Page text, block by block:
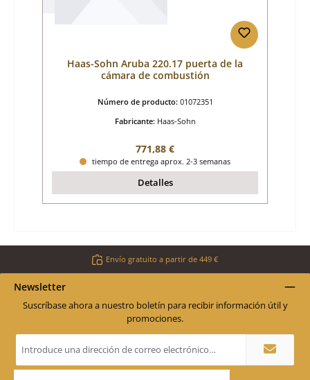
Haas-Sohn Aruba 220.17 puerta de la
cámara de combustión
Número de producto: 01072351
Fabricante: Haas-Sohn
Precio normal:
771,88 €
tiempo de entrega aprox. 2-3 semanas
Detalles
Envío gratuito a partir de 449 €
Newsletter
Suscríbase ahora a nuestro boletín para recibir información útil y
promociones.
Dirección
de
electrónico